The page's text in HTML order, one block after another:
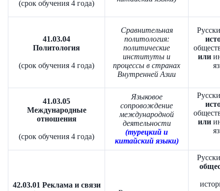
(срок обучения 4 года)
41.03.04
Политология
(срок обучения 4 года)
Сравнительная
политология:
политические
институты и
процессы в странах
Внутренней Азии
или
41.03.05
Международные
отношения
(срок обучения 4 года)
Языковое
сопровождение
международной
деятельности
(турецкий и
китайский языки)
Р
или
42.03.01 Реклама и связи